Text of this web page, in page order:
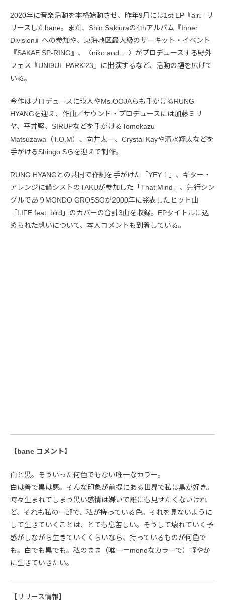
2020年に音楽活動を本格始動させ、昨年9月には1st EP『air』リ
リースしたbane。また、Shin Sakiuraの4thアルバム『Inner
Division』への参加や、東海地区最大級のサーキット・イベント
『SAKAE SP-RING』、〈niko and …〉がプロデュースする野外
フェス『UNI9UE PARK’23』に出演するなど、活動の幅を広げて
いる。
今作はプロデュースに瑛人やMs.OOJAらも手がけるRUNG
HYANGを迎え、作曲／サウンド・プロデュースには加藤ミリ
ヤ、平井堅、SIRUPなどを手がけるTomokazu
Matsuzawa（T.O.M）、向井太一、Crystal Kayや清水翔太などを
手がけるShingo.Sらを迎えて制作。
RUNG HYANGとの共同で作詞を手がけた「YEY！」、ギター・
アレンジに韻シストのTAKUが参加した「That Mind」、先行シン
グルでありMONDO GROSSOが2000年に発表したヒット曲
「LIFE feat. bird」のカバーの合計3曲を収録。EPタイトルに込
められた想いについて、本人コメントも到着している。
【bane コメント】
白と黒。そういった何色でもない唯一なカラー。
白は善で黒は悪。そんな印象が前提にある世界で私は黒が好き。
時々生まれてしまう黒い感情は嫌いで誰にも見せたくないけれ
ど、それも私の一部で、私が持っている色。それを見ないように
して生きていくことは、とても息苦しい。そうして壊れていく予
感がしながら生きていくくらいなら、持っているものが何色で
も。白でも黒でも。私のまま（唯一＝monoなカラーで）軽やか
に生きていきたい。
【リリース情報】